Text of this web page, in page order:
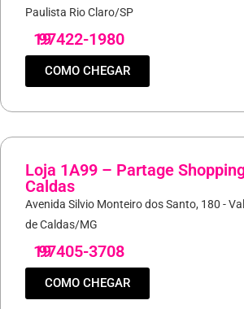
Paulista Rio Claro/SP
19
97422-1980
COMO CHEGAR
Loja 1A99 – Partage
Caldas
Avenida Silvio Monteiro dos Santo, 180 -
de Caldas/MG
19
97405-3708
COMO CHEGAR